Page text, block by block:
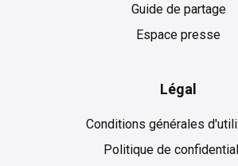
Guide de partage
Espace presse
Légal
Conditions générales
Politique de